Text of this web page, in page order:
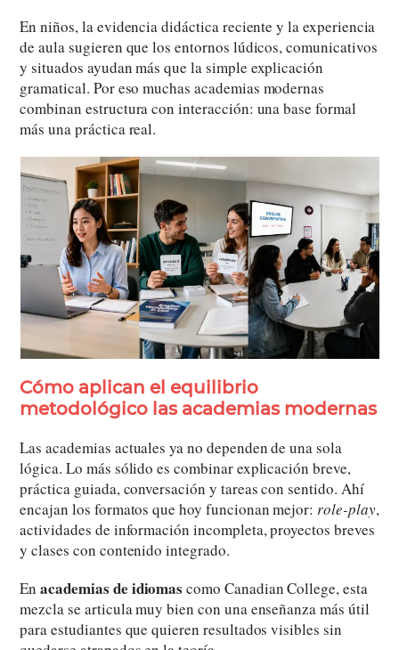
En niños, la evidencia didáctica reciente y la experiencia
de aula sugieren que los entornos lúdicos, comunicativos
y situados ayudan más que la simple explicación
gramatical. Por eso muchas academias modernas
combinan estructura con interacción: una base formal
más una práctica real.
Cómo aplican el equilibrio
metodológico las academias modernas
Las academias actuales ya no dependen de una sola
lógica. Lo más sólido es combinar explicación breve,
práctica guiada, conversación y tareas con sentido. Ahí
encajan los formatos que hoy funcionan mejor:role-play,
actividades de información incompleta, proyectos breves
y clases con contenido integrado.
Enacademias de idiomas como Canadian College, esta
mezcla se articula muy bien con una enseñanza más útil
para estudiantes que quieren resultados visibles sin